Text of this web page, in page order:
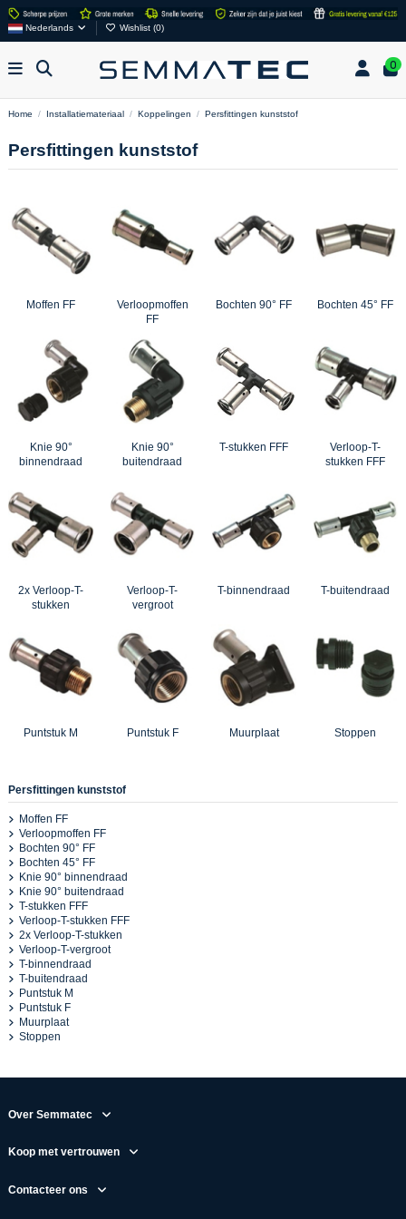
Nederlands Wishlist (0)
0
Home Installatiemateriaal Koppelingen Persfittingen kunststof
Persfittingen kunststof
Moffen FF
Verloopmoffen
FF
Bochten 90° FF Bochten 45° FF
Knie 90°
binnendraad
Knie 90°
buitendraad
T-stukken FFF
Verloop-T-
stukken FFF
2x Verloop-T-
stukken
Verloop-T-
vergroot
T-binnendraad T-buitendraad
Puntstuk M Puntstuk F Muurplaat Stoppen
Persfittingen kunststof
Moffen FF
Verloopmoffen FF
Bochten 90° FF
Bochten 45° FF
Knie 90° binnendraad
Knie 90° buitendraad
T-stukken FFF
Verloop-T-stukken FFF
2x Verloop-T-stukken
Verloop-T-vergroot
T-binnendraad
T-buitendraad
Puntstuk M
Puntstuk F
Muurplaat
Stoppen
Over Semmatec
Koop met vertrouwen
Contacteer ons